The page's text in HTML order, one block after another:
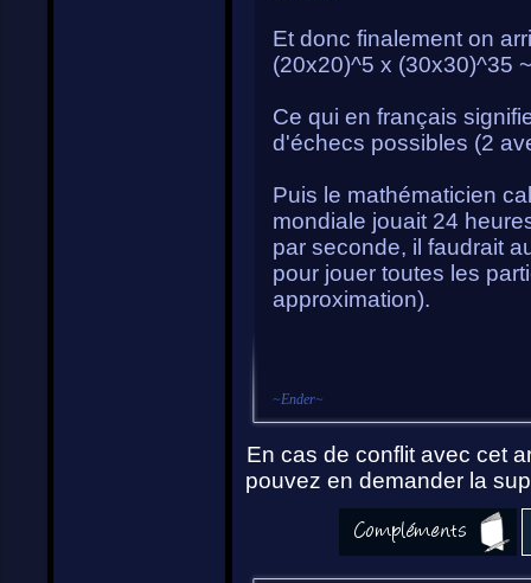
Et donc finalement on
(20x20)^5 x (30x30)^35
Ce qui en français
d'échecs possibles (2
Puis le mathématicien
mondiale jouait 24
par seconde, il faudrait
pour jouer toutes les
approximation).
~Ender~
En cas de conflit avec cet
pouvez en demander la